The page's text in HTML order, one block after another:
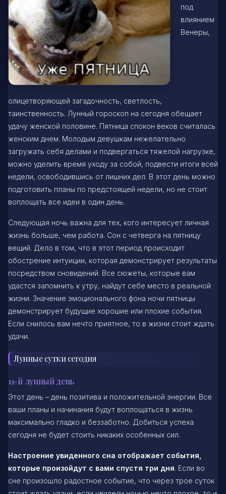
под
влиянием
Венеры,
олицетворяющей загадочность, светлость,
таинственность. Лунный гороскоп на сегодня обещает
удачу женской половине. Пятница спокон веков считалась
женским днем. Молодым девушкам нежелательно
загружать себя делами и подвергаться тяжелой нагрузке,
можно уделить время уходу за собой, подвести итоги всей
недели, освободившись от лишних дел. В этот день можно
подготовить планы по предстоящей недели, но не стоит
воплощать все идеи в один день.
Следующая ночь важна для тех, кого интересует личная
жизнь больше, чем работа. Сон с четверга на пятницу
вещий. Дело в том, что в этот период происходит
обострение интуиции, которая демонстрирует результаты
посредством сновидений. Все сюжеты, которые вам
удастся запомнить к утру, найдут себе место в реальной
жизни. Значение эмоционального фона ночи пятницы
демонстрирует будущие хорошие или плохие события.
Если снилось вам нечто приятное, то в жизни стоит ждать
удачи.
Лунные сутки сегодня
11-й лунный день
Этот день – день позитива и положительной энергии. Все
ваши планы и начинания будут воплощаться в жизнь
максимально гладко и беззаботно. Добиться успеха
сегодня не будет стоить никаких особенных сил.
Настроение увиденного сна отображает события,
которые произойдут с вами спустя три дня. Если во
сне произошло радостное событие, что через трое суток